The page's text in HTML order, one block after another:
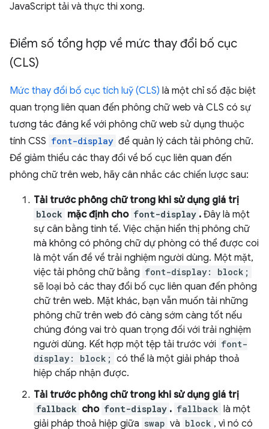
JavaScript tải và thực thi xong.
Điểm số tổng hợp về mức thay đổi bố cục
(CLS)
Mức thay đổi bố cục tích luỹ (CLS) là một chỉ số đặc biệt
quan trọng liên quan đến phông chữ web và CLS có sự
tương tác đáng kể với phông chữ web sử dụng thuộc
tính CSS font-display để quản lý cách tải phông chữ.
Để giảm thiểu các thay đổi về bố cục liên quan đến
phông chữ trên web, hãy cân nhắc các chiến lược sau:
Tải trước phông chữ trong khi sử dụng giá trị
block mặc định cho font-display . Đây là một
sự cân bằng tinh tế. Việc chặn hiển thị phông chữ
mà không có phông chữ dự phòng có thể được coi
là một vấn đề về trải nghiệm người dùng. Một mặt,
việc tải phông chữ bằng font-display: block;
sẽ loại bỏ các thay đổi bố cục liên quan đến phông
chữ trên web. Mặt khác, bạn vẫn muốn tải những
phông chữ trên web đó càng sớm càng tốt nếu
chúng đóng vai trò quan trọng đối với trải nghiệm
người dùng. Kết hợp một tệp tải trước với font-
display: block; có thể là một giải pháp thoả
hiệp chấp nhận được.
Tải trước phông chữ trong khi sử dụng giá trị
fallback cho font-display . fallback là một
giải pháp thoả hiệp giữa swap và block , vì nó có